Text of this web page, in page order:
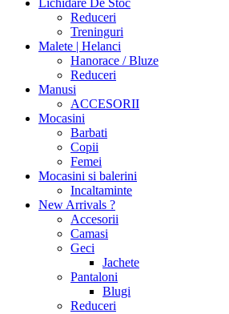
Lichidare De Stoc
Reduceri
Treninguri
Malete | Helanci
Hanorace / Bluze
Reduceri
Manusi
ACCESORII
Mocasini
Barbati
Copii
Femei
Mocasini si balerini
Incaltaminte
New Arrivals ?
Accesorii
Camasi
Geci
Jachete
Pantaloni
Blugi
Reduceri